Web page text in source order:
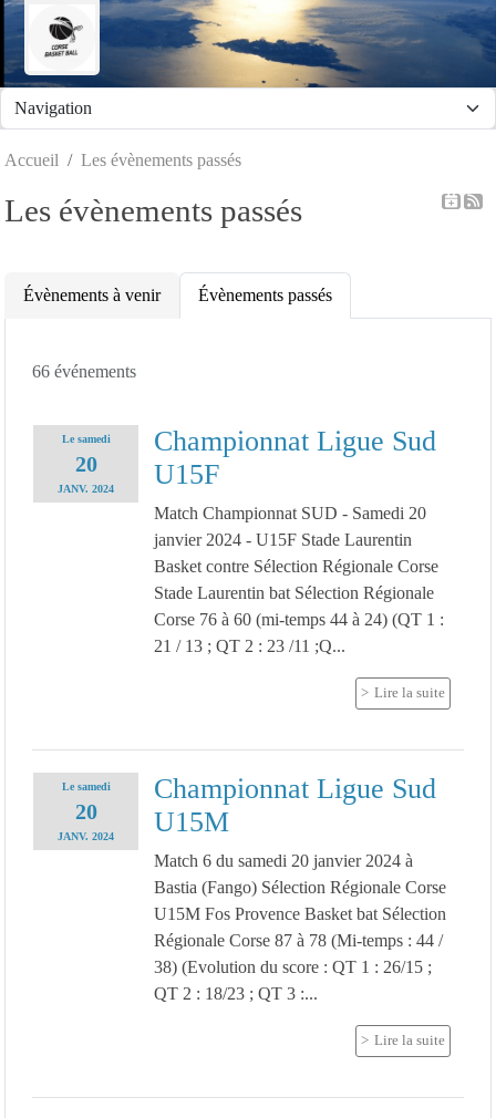
Accueil Les évènements passés
Les évènements passés
Évènements à venir Évènements passés
66 événements
Le samedi
20
JANV. 2024
Championnat Ligue Sud
U15F
Match Championnat SUD - Samedi 20
janvier 2024 - U15F Stade Laurentin
Basket contre Sélection Régionale Corse
Stade Laurentin bat Sélection Régionale
Corse 76 à 60 (mi-temps 44 à 24) (QT 1 :
21 / 13 ; QT 2 : 23 /11 ;Q...
Lire la suite
Le samedi
20
JANV. 2024
Championnat Ligue Sud
U15M
Match 6 du samedi 20 janvier 2024 à
Bastia (Fango) Sélection Régionale Corse
U15M Fos Provence Basket bat Sélection
Régionale Corse 87 à 78 (Mi-temps : 44 /
38) (Evolution du score : QT 1 : 26/15 ;
QT 2 : 18/23 ; QT 3 :...
Lire la suite
Panneau de gestion des cookies